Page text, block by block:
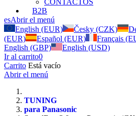
CONTACTOS
B2B
esAbrir el menú
English (EUR)
Česky (CZK)
(EUR)
Español (EUR) Français
English (GBP)
English (USD)
Ir al carrito0
Carrito Está vacío
Abrir el menú
TUNING
para Panasonic